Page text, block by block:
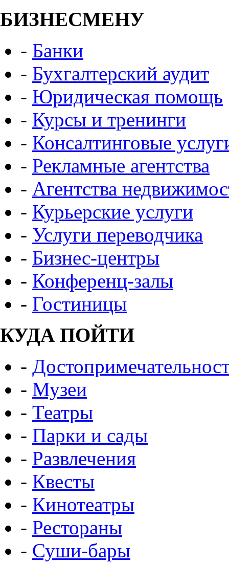
БИЗНЕСМЕНУ
- Банки
- Бухгалтерский аудит
- Юридическая помощь
- Курсы и тренинги
- Консалтинговые
- Рекламные агентства
- Агентства
- Курьерские услуги
- Услуги переводчика
- Бизнес-центры
- Конференц-залы
- Гостиницы
КУДА ПОЙТИ
-
- Музеи
- Театры
- Парки и сады
- Развлечения
- Квесты
- Кинотеатры
- Рестораны
- Суши-бары